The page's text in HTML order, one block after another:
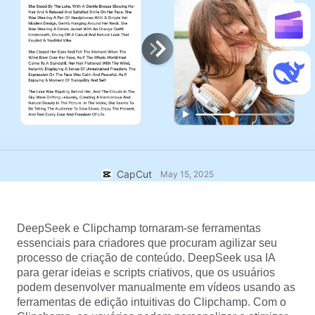
Texto e Áudio
Legendas automáticas
Modelos de legenda
Reconhecimento de fala
Redução de ruído
Marketing
Estilo de vida e vlogs
Design personalizado
Mais
Guias práticos
Principais escolhas
Tendências e dicas de modelos
Mais
Modelos para setores
Modelos de retrospectiva
Centro de confiança
Central de ajuda
Central de notícias
Dreamina Seedance 2.0 Launch
Abrir o CapCut
CapCut May 15, 2025
DeepSeek e Clipchamp tornaram-se ferramentas
essenciais para criadores que procuram agilizar seu
processo de criação de conteúdo. DeepSeek usa IA
para gerar ideias e scripts criativos, que os usuários
podem desenvolver manualmente em vídeos usando as
ferramentas de edição intuitivas do Clipchamp. Com o